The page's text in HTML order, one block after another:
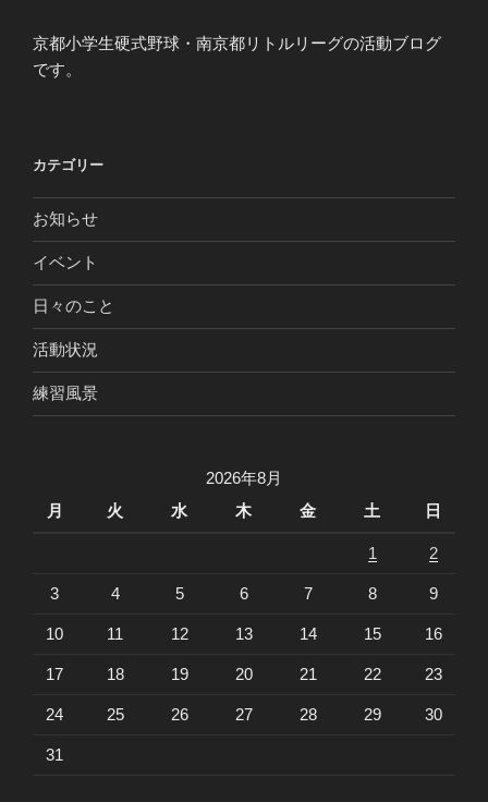
京都小学生硬式野球・南京都リトルリーグの活動ブログ
です。
カテゴリー
お知らせ
イベント
日々のこと
活動状況
練習風景
2026年8月
月
火 水 木 金 土 日
1 2
3 4 5 6 7 8 9
10 11 12 13 14 15 16
17 18 19 20 21 22 23
24 25 26 27 28 29 30
31